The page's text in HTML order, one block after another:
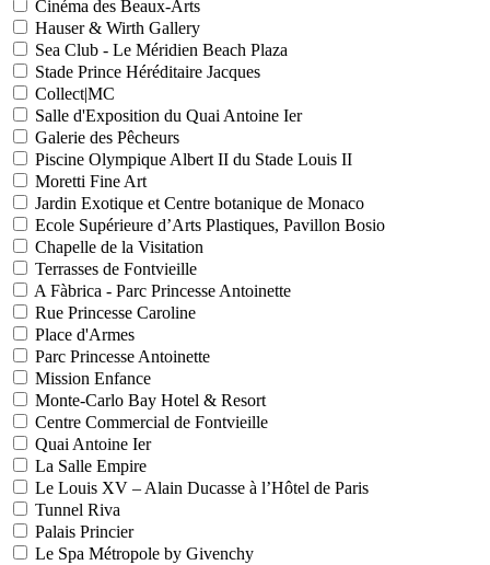
Cinéma des Beaux-Arts
Hauser & Wirth Gallery
Sea Club - Le Méridien Beach Plaza
Stade Prince Héréditaire Jacques
Collect|MC
Salle d'Exposition du Quai Antoine Ier
Galerie des Pêcheurs
Piscine Olympique Albert II du Stade Louis II
Moretti Fine Art
Jardin Exotique et Centre botanique de Monaco
Ecole Supérieure d’Arts Plastiques, Pavillon Bosio
Chapelle de la Visitation
Terrasses de Fontvieille
A Fàbrica - Parc Princesse Antoinette
Rue Princesse Caroline
Place d'Armes
Parc Princesse Antoinette
Mission Enfance
Monte-Carlo Bay Hotel & Resort
Centre Commercial de Fontvieille
Quai Antoine Ier
La Salle Empire
Le Louis XV – Alain Ducasse à l’Hôtel de Paris
Tunnel Riva
Palais Princier
Le Spa Métropole by Givenchy